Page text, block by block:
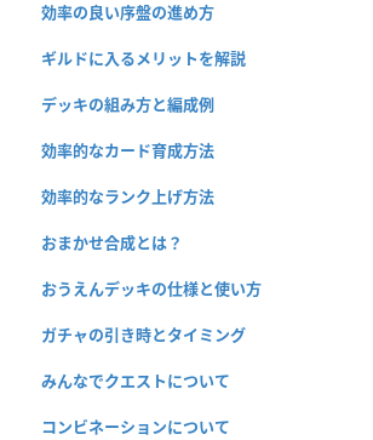
効率の良い序盤の進め方
ギルドに入るメリットを解説
デッキの組み方と編成例
効率的なカード育成方法
効率的なランク上げ方法
おまかせ合成とは？
おうえんデッキの仕様と使い方
ガチャの引き時とタイミング
みんなでクエストについて
コンビネーションについて